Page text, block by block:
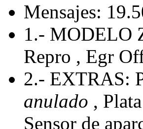
Mensajes:
1.- MODELO
Repro , Egr
2.- EXTRAS:
anulado ,
Sensor de